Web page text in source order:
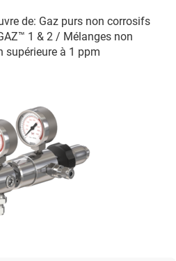
de: Gaz purs non corrosifs
1 & 2 / Mélanges non
supérieure à 1 ppm